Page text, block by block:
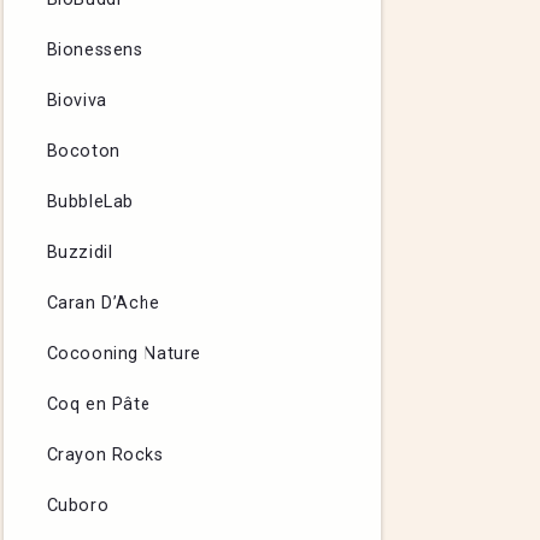
Bionessens
Bioviva
Bocoton
BubbleLab
Buzzidil
Caran D’Ache
Cocooning Nature
Coq en Pâte
Crayon Rocks
Cuboro